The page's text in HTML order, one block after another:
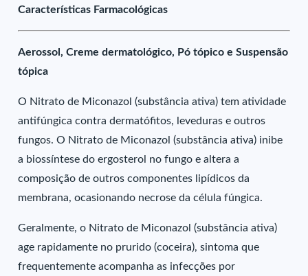
Características Farmacológicas
Aerossol, Creme dermatológico, Pó tópico e Suspensão
tópica
O Nitrato de Miconazol (substância ativa) tem atividade
antifúngica contra dermatófitos, leveduras e outros
fungos. O Nitrato de Miconazol (substância ativa) inibe
a biossíntese do ergosterol no fungo e altera a
composição de outros componentes lipídicos da
membrana, ocasionando necrose da célula fúngica.
Geralmente, o Nitrato de Miconazol (substância ativa)
age rapidamente no prurido (coceira), sintoma que
frequentemente acompanha as infecções por